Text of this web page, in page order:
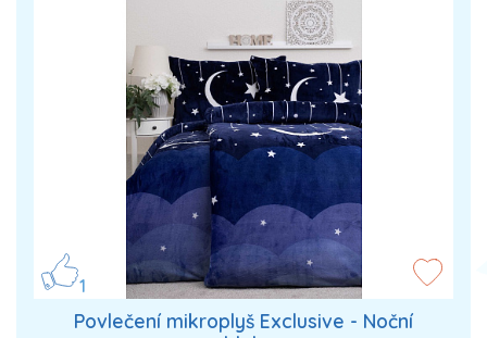
1
Povlečení mikroplyš Exclusive - Noční